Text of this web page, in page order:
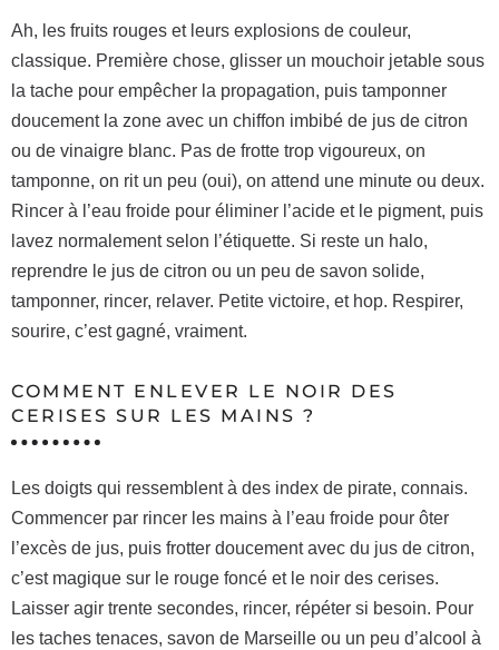
Ah, les fruits rouges et leurs explosions de couleur,
classique. Première chose, glisser un mouchoir jetable sous
la tache pour empêcher la propagation, puis tamponner
doucement la zone avec un chiffon imbibé de jus de citron
ou de vinaigre blanc. Pas de frotte trop vigoureux, on
tamponne, on rit un peu (oui), on attend une minute ou deux.
Rincer à l’eau froide pour éliminer l’acide et le pigment, puis
lavez normalement selon l’étiquette. Si reste un halo,
reprendre le jus de citron ou un peu de savon solide,
tamponner, rincer, relaver. Petite victoire, et hop. Respirer,
sourire, c’est gagné, vraiment.
COMMENT ENLEVER LE NOIR DES
CERISES SUR LES MAINS ?
Les doigts qui ressemblent à des index de pirate, connais.
Commencer par rincer les mains à l’eau froide pour ôter
l’excès de jus, puis frotter doucement avec du jus de citron,
c’est magique sur le rouge foncé et le noir des cerises.
Laisser agir trente secondes, rincer, répéter si besoin. Pour
les taches tenaces, savon de Marseille ou un peu d’alcool à